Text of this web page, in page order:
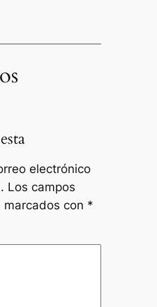
electrónico
Los campos
con *